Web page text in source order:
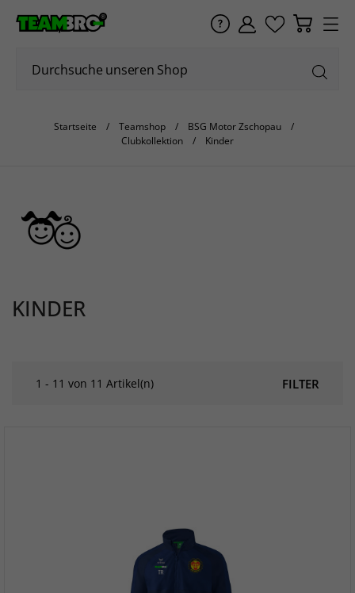
Startseite Teamshop
BSG Motor Zschopau
Clubkollektion
Kinder
KINDER
FILTER
1 - 11 von 11 Artikel(n)